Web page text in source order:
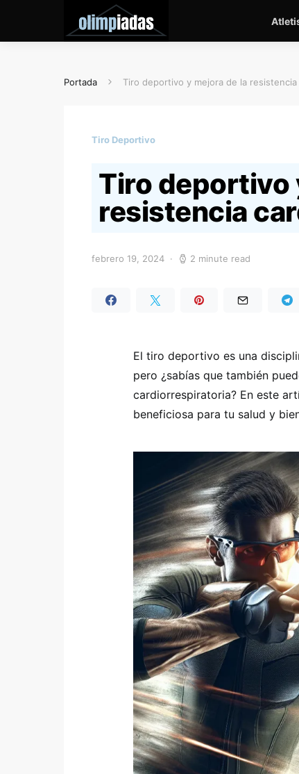
Portada Tiro deportivo y mejora de la
Tiro Deportivo
Tiro deportivo
resistencia
febrero 19, 2024 2 minute read
El tiro deportivo es una
pero ¿sabías que también
cardiorrespiratoria? En este
beneficiosa para tu salud y